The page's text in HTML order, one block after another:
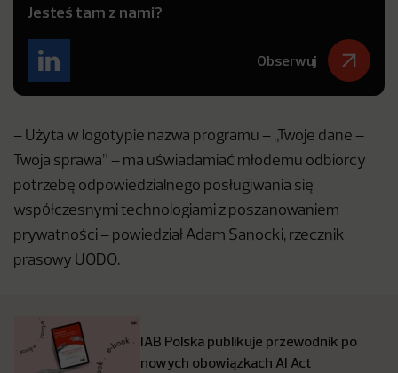
Jesteś tam z nami?
Obserwuj
– Użyta w logotypie nazwa programu – „Twoje dane –
Twoja sprawa” – ma uświadamiać młodemu odbiorcy
potrzebę odpowiedzialnego posługiwania się
współczesnymi technologiami z poszanowaniem
prywatności – powiedział Adam Sanocki, rzecznik
prasowy UODO.
IAB Polska publikuje przewodnik po
nowych obowiązkach AI Act